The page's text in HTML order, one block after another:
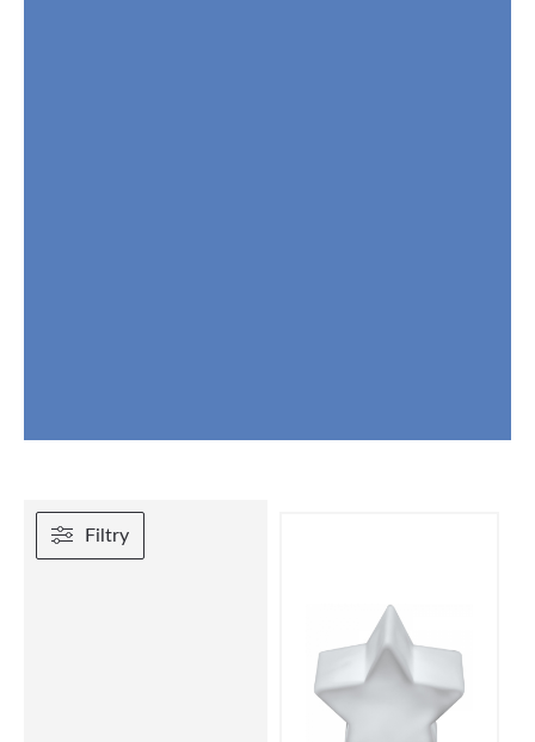
Filtry